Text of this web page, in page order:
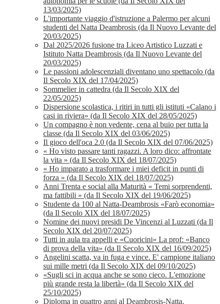
13/03/2025)
L'importante viaggio d'istruzione a Palermo per alcuni
studenti del Natta Deambrosis (da Il Nuovo Levante del
20/03/2025)
Dal 2025/2026 fusione tra Liceo Artistico Luzzati e
Istituto Natta Deambrosis (da Il Nuovo Levante del
20/03/2025)
Le passioni adolescenziali diventano uno spettacolo (da
Il Secolo XIX del 17/04/2025)
Sommelier in cattedra (da Il Secolo XIX del
22/05/2025)
Dispersione scolastica, i ritiri in tutti gli istituti «Calano i
casi in riviera» (da Il Secolo XIX del 28/05/2025)
Un compagno è non vedente, cena al buio per tutta la
classe (da Il Secolo XIX del 03/06/2025)
Il gioco dell'oca 2.0 (da Il Secolo XIX del 07/06/2025)
« Ho visto passare tanti ragazzi. A loro dico: affrontate
la vita » (da Il Secolo XIX del 18/07/2025)
« Ho imparato a trasformare i miei deficit in punti di
forza » (da Il Secolo XIX del 18/07/2025)
Anni Trenta e social alla Maturità « Temi sorprendenti,
ma fattibili » (da Il Secolo XIX del 19/06/2025)
Studente da 100 al Natta-Deambrosis «Farò economia»
(da Il Secolo XIX del 18/07/2025)
Nomine dei nuovi presidi De Vincenzi al Luzzati (da Il
Secolo XIX del 20/07/2025)
Tutti in aula tra appelli e «Cuoricini» La prof: «Banco
di prova della vita» (da Il Secolo XIX del 16/09/2025)
Angelini scatta, va in fuga e vince. E' campione italiano
sui mille metri (da Il Secolo XIX del 09/10/2025)
«Sugli sci in acqua anche se sono cieco. L'emozione
più grande resta la libertà» (da Il Secolo XIX del
25/10/2025)
Diploma in quattro anni al Deambrosis-Natta.